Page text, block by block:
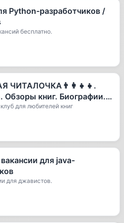
Python-разработчиков /
бесплатно.
ЧИТАЛОЧКА👨‍👩‍👧‍👧.
Обзоры книг. Биографии.
для любителей книг
для java-
для джавистов.